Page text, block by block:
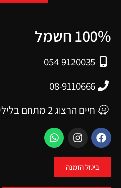
100% חשמל
054-9120035
08-9110666
חיים הרצוג 2 מתחם בליליוס גדרה
ביטול הזמנה